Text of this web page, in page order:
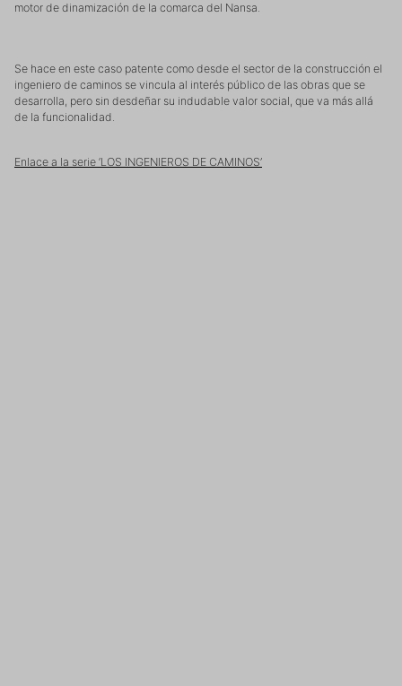
motor de dinamización de la comarca del Nansa.
Se hace en este caso patente como desde el sector de la construcción el
ingeniero de caminos se vincula al interés público de las obras que se
desarrolla, pero sin desdeñar su indudable valor social, que va más allá
de la funcionalidad.
Enlace a la serie ‘LOS INGENIEROS DE CAMINOS’